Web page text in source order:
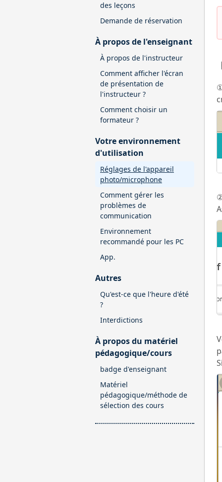
des leçons
Demande de réservation
À propos de l'enseignant
À propos de l'instructeur
Comment afficher l'écran
de présentation de
l'instructeur ?
Comment choisir un
formateur ?
Votre environnement
d'utilisation
Réglages de l'appareil
photo/microphone
Comment gérer les
problèmes de
communication
Environnement
recommandé pour les PC
App.
Autres
Qu'est-ce que l'heure d'été
?
Interdictions
À propos du matériel
pédagogique/cours
badge d'enseignant
Matériel
pédagogique/méthode de
sélection des cours